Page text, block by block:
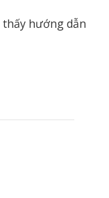
thấy hướng dẫn